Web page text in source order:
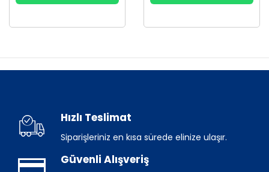
Hızlı Teslimat
Siparişleriniz en kısa sürede elinize ulaşır.
Güvenli Alışveriş